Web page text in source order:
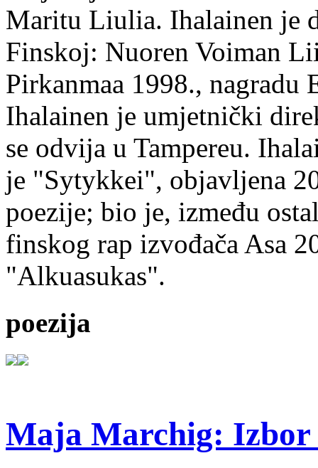
Maritu Liulia. Ihalainen je
Finskoj: Nuoren Voiman
Pirkanmaa 1998.,
Ihalainen je umjetnički
se odvija u Tampereu.
je "Sytykkei", objavljena
poezije; bio je, između
finskog rap izvođača Asa
"Alkuasukas".
poezija
Maja Marchig: Izbor